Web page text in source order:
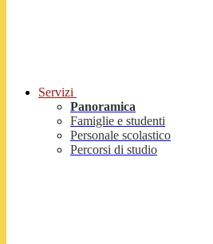
Servizi
Panoramica
Famiglie e studenti
Personale scolastico
Percorsi di studio